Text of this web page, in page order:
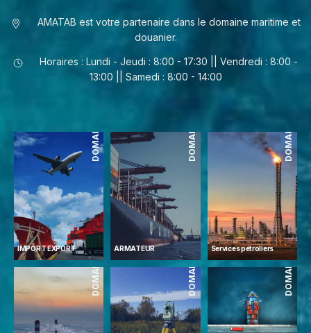
AMATAB est votre partenaire dans le domaine maritime et
douanier.
Horaires : Lundi - Jeudi : 8:00 - 17:30 || Vendredi : 8:00 -
13:00 || Samedi : 8:00 - 14:00
DOMAINES
IMPORT EXPORT
DOMAINES
ARMATEUR
DOMAINES
Services pétroliers
DOMAINES DOMAINES DOMAINES